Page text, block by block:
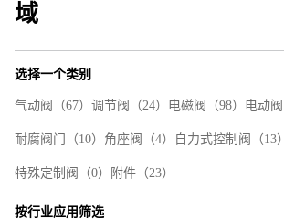
域
选择一个类别
气动阀 （67） 调节阀 （24） 电磁阀 （98） 电动阀
耐腐阀门 （10） 角座阀 （4） 自力式控制阀 （13）
特殊定制阀 （0） 附件 （23）
按行业应用筛选